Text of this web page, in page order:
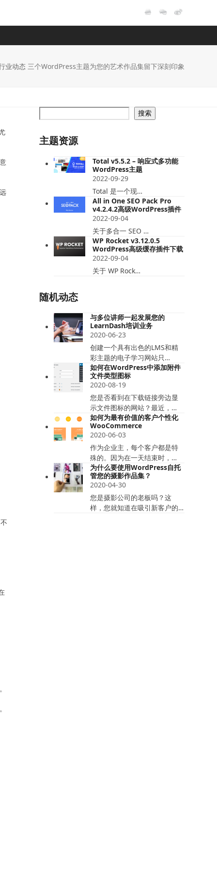
业动态 三个WordPress主题为您的艺术作品集留下深刻印象
搜索
主题资源
Total v5.5.2 – 响应式多功能
WordPress主题
2022-09-29
Total 是一个现…
All in One SEO Pack Pro
v4.2.4.2高级WordPress插件
2022-09-04
关于多合一 SEO …
WP Rocket v3.12.0.5
WordPress高级缓存插件下载
2022-09-04
关于 WP Rock…
随机动态
与多位讲师一起发展您的
LearnDash培训业务
2020-06-23
创建一个具有出色的LMS和精
彩主题的电子学习网站只…
如何在WordPress中添加附件
文件类型图标
2020-08-19
您是否看到在下载链接旁边显
示文件图标的网站？最近，…
如何为最有价值的客户个性化
WooCommerce
2020-06-03
作为企业主，每个客户都是特
殊的。因为在一天结束时，…
为什么要使用WordPress自托
管您的摄影作品集？
2020-04-30
您是摄影公司的老板吗？这
样，您就知道在吸引新客户的…